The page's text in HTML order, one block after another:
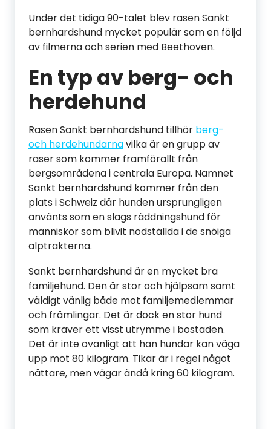
Under det tidiga 90-talet blev rasen Sankt
bernhardshund mycket populär som en följd
av filmerna och serien med Beethoven.
En typ av berg- och
herdehund
Rasen Sankt bernhardshund tillhör berg-
och herdehundarnavilka är en grupp av
raser som kommer framförallt från
bergsområdena i centrala Europa. Namnet
Sankt bernhardshund kommer från den
plats i Schweiz där hunden ursprungligen
använts som en slags räddningshund för
människor som blivit nödställda i de snöiga
alptrakterna.
Sankt bernhardshund är en mycket bra
familjehund. Den är stor och hjälpsam samt
väldigt vänlig både mot familjemedlemmar
och främlingar. Det är dock en stor hund
som kräver ett visst utrymme i bostaden.
Det är inte ovanligt att han hundar kan väga
upp mot 80 kilogram. Tikar är i regel något
nättare, men vägar ändå kring 60 kilogram.